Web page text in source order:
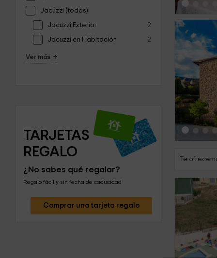
Jacuzzi (todos)
Jacuzzi Exterior 2
Jacuzzi en Habitación 2
Ver más +
TARJETAS
REGALO
¿No sabes qué regalar?
Regalo fácil y sin fecha de caducidad
Comprar una tarjeta regalo
‹
Te
‹